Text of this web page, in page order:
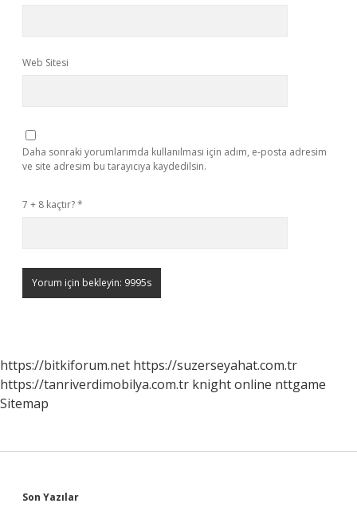
Web Sitesi
Daha sonraki yorumlarımda kullanılması için adım, e-posta adresim
ve site adresim bu tarayıcıya kaydedilsin.
7 + 8 kaçtır?*
https://bitkiforum.net https://suzerseyahat.com.tr
https://tanriverdimobilya.com.tr knight online nttgame
Sitemap
Sidebar
Son Yazılar